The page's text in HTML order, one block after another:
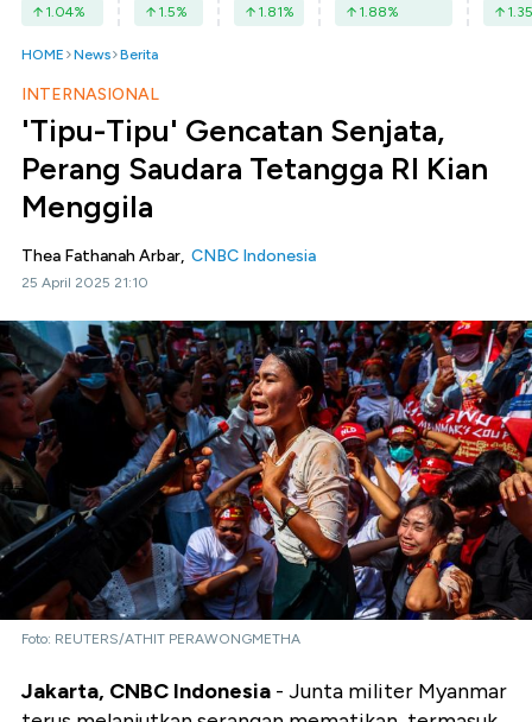
1.04% 1.5% 1.81% 1.88% 1.35
HOME News Berita
INTERNASIONAL
'Tipu-Tipu' Gencatan Senjata,
Perang Saudara Tetangga RI Kian
Menggila
Thea Fathanah Arbar, CNBC Indonesia
25 April 2025 21:10
Foto: REUTERS/ATHIT PERAWONGMETHA
Jakarta, CNBC Indonesia - Junta militer Myanmar